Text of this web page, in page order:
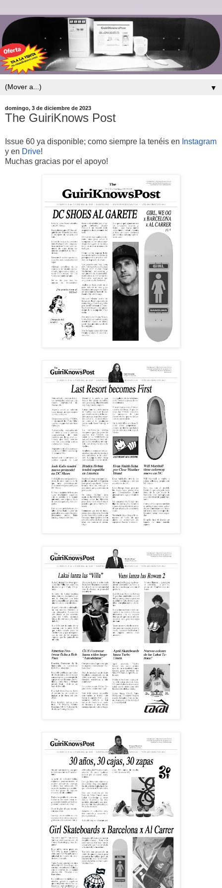
▼
domingo, 3 de diciembre de 2023
The GuiriKnows Post
Issue 60 ya disponible; como siempre la tenéis en Instagram
y en Drive!
Muchas gracias por el apoyo!